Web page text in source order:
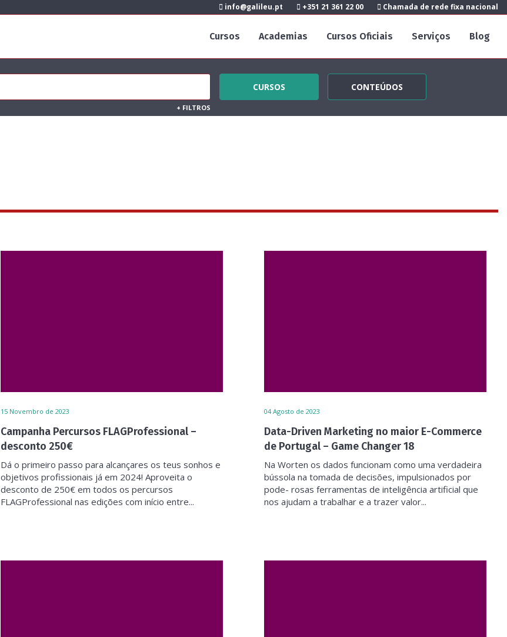
info@galileu.pt +351 21 361 22 00 Chamada de rede fixa nacional
Cursos Academias Cursos Oficiais Serviços Blog
CURSOS CONTEÚDOS
+ FILTROS
15 Novembro de 2023
Campanha Percursos FLAGProfessional –
desconto 250€
Dá o primeiro passo para alcançares os teus sonhos e
objetivos profissionais já em 2024! Aproveita o
desconto de 250€ em todos os percursos
FLAGProfessional nas edições com início entre...
04 Agosto de 2023
Data-Driven Marketing no maior E-Commerce
de Portugal – Game Changer 18
Na Worten os dados funcionam como uma verdadeira
bússola na tomada de decisões, impulsionados por
pode- rosas ferramentas de inteligência artificial que
nos ajudam a trabalhar e a trazer valor...